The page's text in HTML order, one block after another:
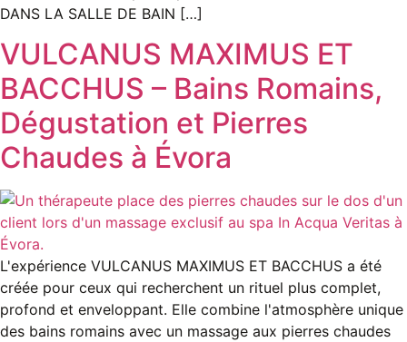
DANS LA SALLE DE BAIN […]
VULCANUS MAXIMUS ET
BACCHUS – Bains Romains,
Dégustation et Pierres
Chaudes à Évora
L'expérience VULCANUS MAXIMUS ET BACCHUS a été
créée pour ceux qui recherchent un rituel plus complet,
profond et enveloppant. Elle combine l'atmosphère unique
des bains romains avec un massage aux pierres chaudes